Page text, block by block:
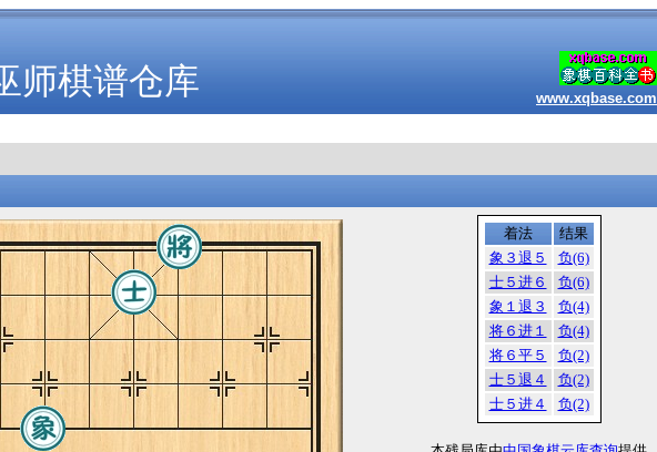
师棋谱仓库 www.xqbase.com
着法
结果
象３退５
负(6)
士５进６
负(6)
象１退３
负(4)
将６进１
负(4)
将６平５
负(2)
士５退４
负(2)
士５进４
负(2)